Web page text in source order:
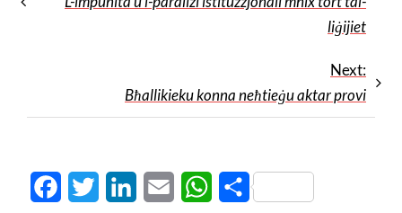
liġijiet
Next:
Bħallikieku konna neħtieġu aktar provi
FacebookTwitter LinkedInEmail WhatsApp
Share